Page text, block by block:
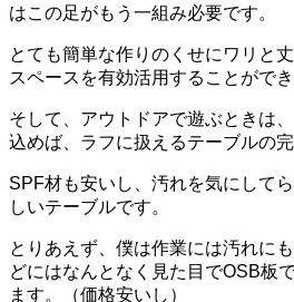
はこの足がもう一組み必要です。
とても簡単な作りのくせにワリと
スペースを有効活用することができ
そして、アウトドアで遊ぶときは
込めば、ラフに扱えるテーブルの完
SPF材も安いし、汚れを気にして
しいテーブルです。
とりあえず、僕は作業には汚れに
どにはなんとなく見た目でOSB板
ます。（価格安いし）